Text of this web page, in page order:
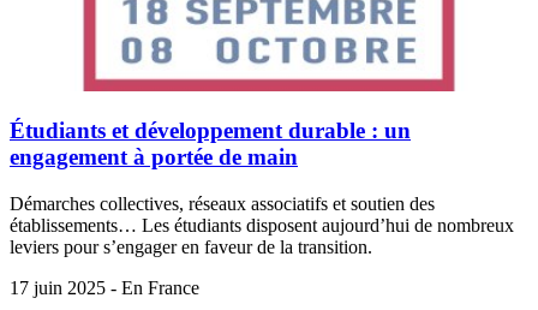
Étudiants et développement durable : un
engagement à portée de main
Démarches collectives, réseaux associatifs et soutien des
établissements… Les étudiants disposent aujourd’hui de nombreux
leviers pour s’engager en faveur de la transition.
17 juin 2025 - En France